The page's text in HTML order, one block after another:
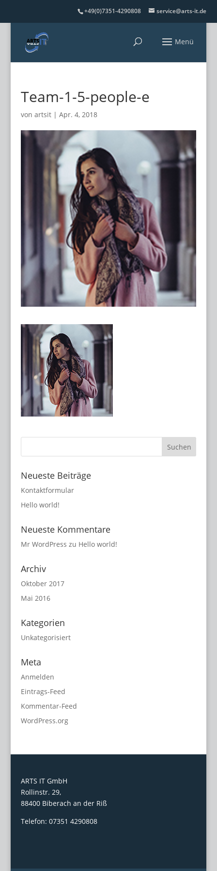
+49(0)7351-4290808 service@arts-it.de
Team-1-5-people-e
von artsit| Apr. 4, 2018
Neueste Beiträge
Kontaktformular
Hello world!
Neueste Kommentare
Mr WordPress zu Hello world!
Archiv
Oktober 2017
Mai 2016
Kategorien
Unkategorisiert
Meta
Anmelden
Eintrags-Feed
Kommentar-Feed
WordPress.org
ARTS IT GmbH
Rollinstr. 29,
88400 Biberach an der Riß
Telefon: 07351 4290808